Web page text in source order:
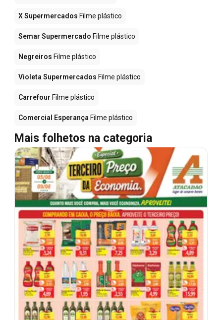
X Supermercados Filme plástico
Semar Supermercado Filme plástico
Negreiros Filme plástico
Violeta Supermercados Filme plástico
Carrefour Filme plástico
Comercial Esperança Filme plástico
Mais folhetos na categoria